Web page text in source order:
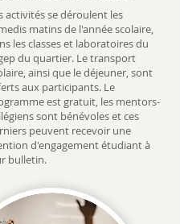
activités se déroulent les
matins de l'année scolaire,
les classes et laboratoires du
du quartier. Le transport
ainsi que le déjeuner, sont
aux participants. Le
est gratuit, les mentors-
sont bénévoles et ces
peuvent recevoir une
d'engagement étudiant à
bulletin.